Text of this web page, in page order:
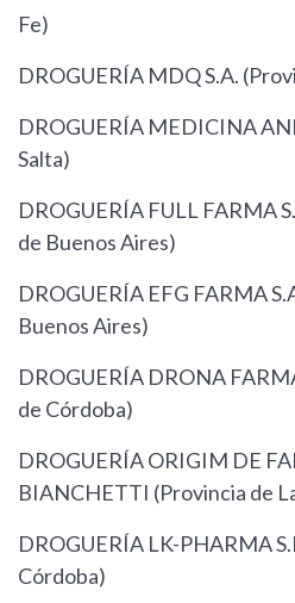
Fe)
DROGUERÍA MDQ S.A.
DROGUERÍA MEDICINA
Salta)
DROGUERÍA FULL FARMA
de Buenos Aires)
DROGUERÍA EFG FARMA
Buenos Aires)
DROGUERÍA DRONA
de Córdoba)
DROGUERÍA ORIGIM DE
BIANCHETTI (Provincia de
DROGUERÍA LK-PHARMA
Córdoba)